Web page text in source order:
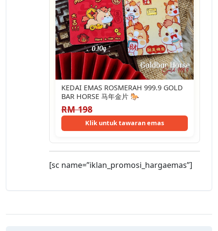
KEDAI EMAS ROSMERAH 999.9 GOLD
BAR HORSE 马年金片 🐎
RM 198
Klik untuk tawaran emas
[sc name=”iklan_promosi_hargaemas”]